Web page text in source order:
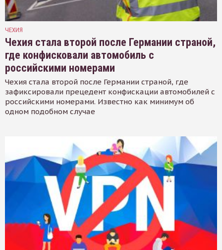
ЧЕХИЯ
Чехия стала второй после Германии страной,
где конфисковали автомобиль с
российскими номерами
Чехия стала второй после Германии страной, где
зафиксировали прецедент конфискации автомобилей с
российскими номерами. Известно как минимум об
одном подобном случае